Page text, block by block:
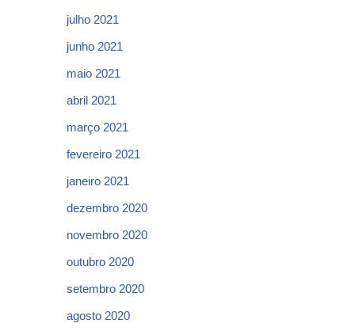
julho 2021
junho 2021
maio 2021
abril 2021
março 2021
fevereiro 2021
janeiro 2021
dezembro 2020
novembro 2020
outubro 2020
setembro 2020
agosto 2020